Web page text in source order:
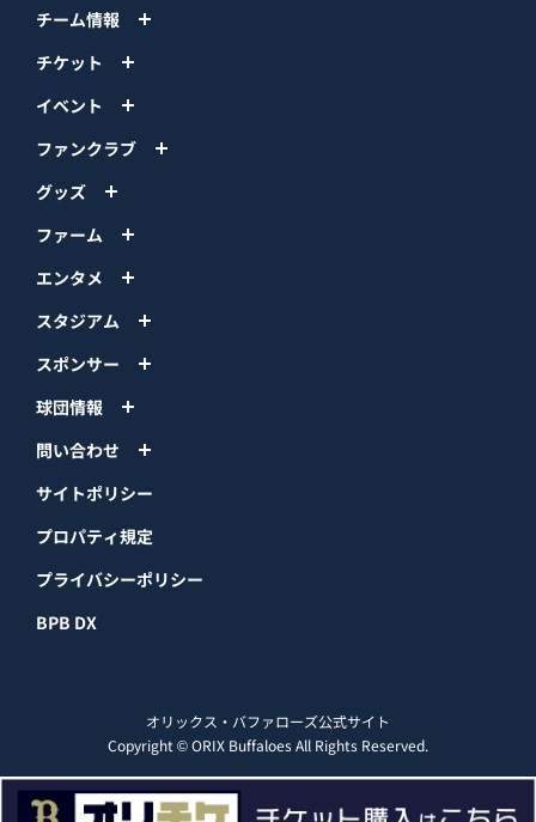
チーム情報
チケット
イベント
ファンクラブ
グッズ
ファーム
エンタメ
スタジアム
スポンサー
球団情報
問い合わせ
サイトポリシー
プロパティ規定
プライバシーポリシー
BPB DX
オリックス・バファローズ公式サイト
Copyright © ORIX Buffaloes All Rights Reserved.